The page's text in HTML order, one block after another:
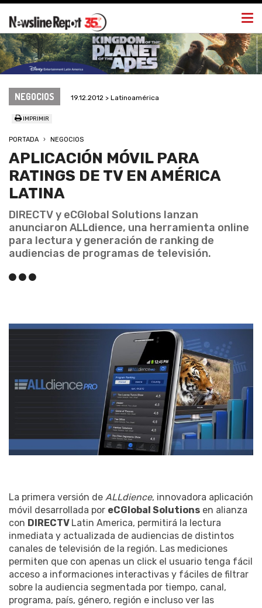
NEGOCIOS 19.12.2012 > Latinoamérica
IMPRIMIR
PORTADA NEGOCIOS
APLICACIÓN MÓVIL PARA
RATINGS DE TV EN AMÉRICA
LATINA
DIRECTV y eCGlobal Solutions lanzan
anunciaron ALLdience, una herramienta online
para lectura y generación de ranking de
audiencias de programas de televisión.
La primera versión de ALLdience, innovadora aplicación
móvil desarrollada por eCGlobal Solutions en alianza
con DIRECTV Latin America, permitirá la lectura
inmediata y actualizada de audiencias de distintos
canales de televisión de la región. Las mediciones
permiten que con apenas un click el usuario tenga fácil
acceso a informaciones interactivas y fáciles de filtrar
sobre la audiencia segmentada por tiempo, canal,
programa, país, género, región e incluso ver las